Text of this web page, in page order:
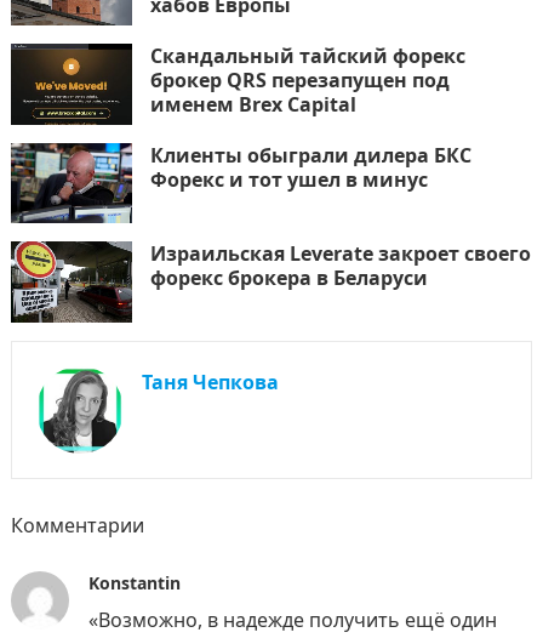
хабов Европы
Скандальный тайский форекс
брокер QRS перезапущен под
именем Brex Capital
Клиенты обыграли дилера БКС
Форекс и тот ушел в минус
Израильская Leverate закроет своего
форекс брокера в Беларуси
Таня Чепкова
Комментарии
Konstantin
«Возможно, в надежде получить ещё один